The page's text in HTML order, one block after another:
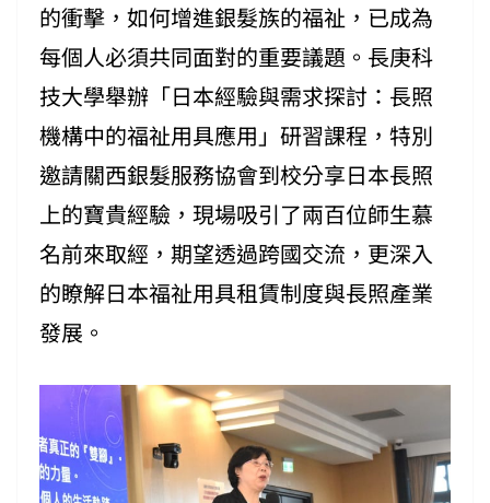
的衝擊，如何增進銀髮族的福祉，已成為
每個人必須共同面對的重要議題。長庚科
技大學舉辦「日本經驗與需求探討：長照
機構中的福祉用具應用」研習課程，特別
邀請關西銀髮服務協會到校分享日本長照
上的寶貴經驗，現場吸引了兩百位師生慕
名前來取經，期望透過跨國交流，更深入
的瞭解日本福祉用具租賃制度與長照產業
發展。